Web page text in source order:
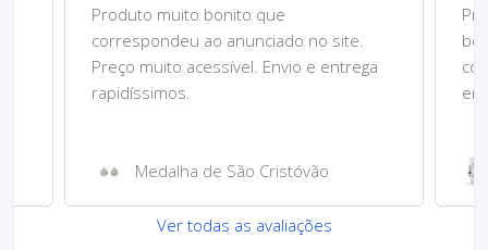
Produto muito bonito que
correspondeu ao anunciado no site.
Preço muito acessível. Envio e entrega
rapidíssimos.
Medalha de São Cristóvão
Ver todas as avaliações